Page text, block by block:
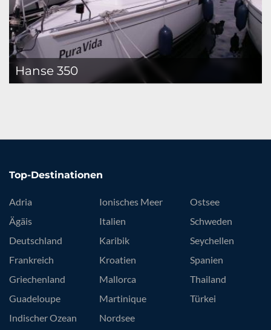
Hanse 350
Top-Destinationen
Adria
Ägäis
Deutschland
Frankreich
Griechenland
Guadeloupe
Indischer Ozean
Ionisches Meer
Italien
Karibik
Kroatien
Mallorca
Martinique
Nordsee
Ostsee
Schweden
Seychellen
Spanien
Thailand
Türkei